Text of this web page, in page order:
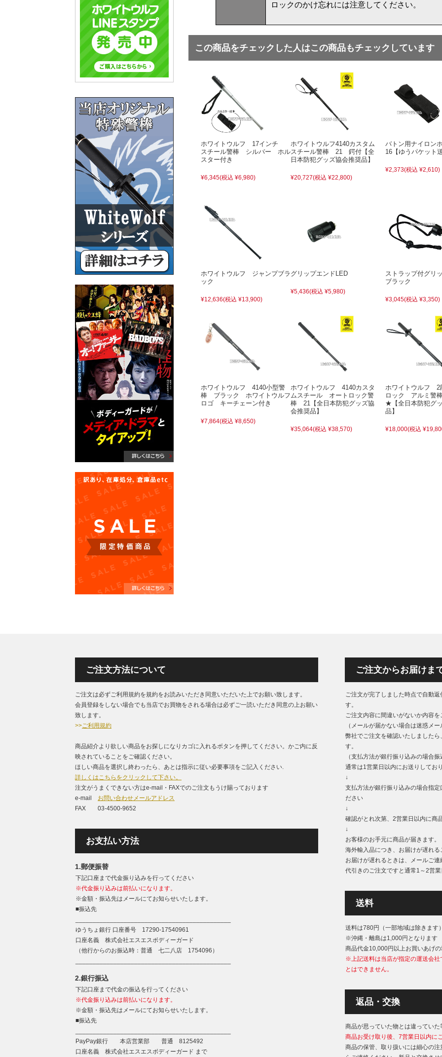
ロックのかけ忘れには注意してください。
この商品をチェックした人はこの商品もチェックしています
ホワイトウルフ 17インチ
スチール警棒 シルバー ホル
スター付き
¥6,345(税込 ¥6,980)
ホワイトウルフ4140カスタム
スチール警棒 21 鍔付【全
日本防犯グッズ協会推奨品】
¥20,727(税込 ¥22,800)
バトン用ナイロン
16【ゆうパケット
¥2,373(税込 ¥2,610)
ホワイトウルフ ジャンプブラ
ック
¥12,636(税込 ¥13,900)
グリップエンドLED
¥5,436(税込 ¥5,980)
ストラップ付グリ
ブラック
¥3,045(税込 ¥3,350)
ホワイトウルフ 4140小型警
棒 ブラック ホワイトウルフ
ロゴ キーチェーン付き
¥7,864(税込 ¥8,650)
ホワイトウルフ 4140カスタ
ムスチール オートロック警
棒 21【全日本防犯グッズ協
会推奨品】
¥35,064(税込 ¥38,570)
ホワイトウルフ 2
ロック アルミ警
★【全日本防犯グ
品】
¥18,000(税込
ご注文方法について
ご注文は必ずご利用規約を規約をお読みいただき同意いただいた上でお願い致します。
会員登録をしない場合でも当店でお買物をされる場合は必ずご一読いただき同意の上お願い
致します。
>>ご利用規約
商品紹介より欲しい商品をお探しになりカゴに入れるボタンを押してください。かご内に反
映されていることをご確認ください。
ほしい商品を選択し終わったら、あとは指示に従い必要事項をご記入ください.
詳しくはこちらをクリックして下さい。
注文がうまくできない方はe-mail・FAXでのご注文もうけ賜っております
e-mail お問い合わせメールアドレス
FAX 03-4500-9652
お支払い方法
1.郵便振替
下記口座まで代金振り込みを行ってください
※代金振り込みは前払いになります。
※金額・振込先はメールにてお知らせいたします。
■振込先
ゆうちょ銀行 口座番号 17290-17540961
口座名義 株式会社エスエスボディーガード
（他行からのお振込時：普通 七二八店 1754096）
2.銀行振込
下記口座まで代金の振込を行ってください
※代金振り込みは前払いになります。
※金額・振込先はメールにてお知らせいたします。
■振込先
PayPay銀行 本店営業部 普通 8125492
口座名義 株式会社エスエスボディーガード まで
ご注文からお届けま
ご注文が完了しました時点で自動
す。
ご注文内容に間違いがないか内容を
（メールが届かない場合は迷惑メ
弊社でご注文を確認いたしました
す。
（支払方法が銀行振り込みの場合
通常は1営業日以内にお送りしており
↓
支払方法が銀行振り込みの場合指
ださい
↓
確認がとれ次第、2営業日以内に商
↓
お客様のお手元に商品が届きます。
海外輸入品につき、お届けが遅れる
お届けが遅れるときは、メールご連
代引きのご注文ですと通常1～2営
送料
送料は780円（一部地域は除きます）
※沖縄・離島は1,000円となります
商品代金10,000円以上お買いあげの
※上記送料は当店が指定の運送会社
とはできません。
返品・交換
商品が思っていた物とは違っていた
商品お受け取り後、7営業日以内に
商品の保管、取り扱いには細心の